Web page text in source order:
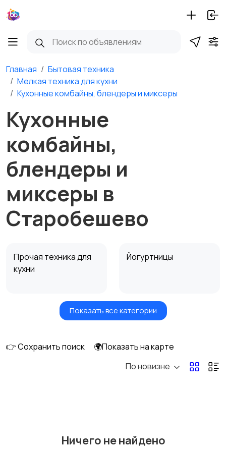
Главная
Бытовая техника
Мелкая техника для кухни
Кухонные комбайны, блендеры и миксеры
Кухонные
комбайны,
блендеры и
миксеры в
Старобешево
Прочая техника для
кухни
Йогуртницы
Сушилки для овощей
Грили, шашлычницы,
Чайники и термопоты
Показать все категории
👉 Сохранить поиск
🌍Показать на карте
По новизне
Ничего не найдено